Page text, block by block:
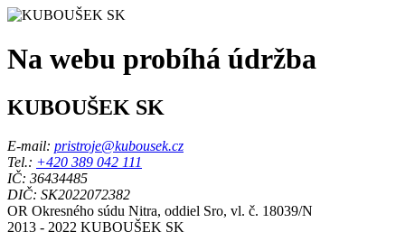
Na webu probíhá údržba
KUBOUŠEK SK
E-mail: pristroje@kubousek.cz
Tel.: +420 389 042 111
IČ: 36434485
DIČ: SK2022072382
OR Okresného súdu Nitra, oddiel Sro, vl. č. 18039/N
2013 - 2022 KUBOUŠEK SK